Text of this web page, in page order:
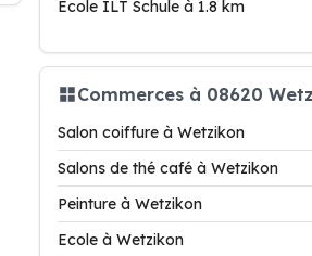
Ecole ILT Schule à 1.8 km
Commerces à 08620
Salon coiffure à Wetzikon
Salons de thé café à Wetzikon
Peinture à Wetzikon
Ecole à Wetzikon